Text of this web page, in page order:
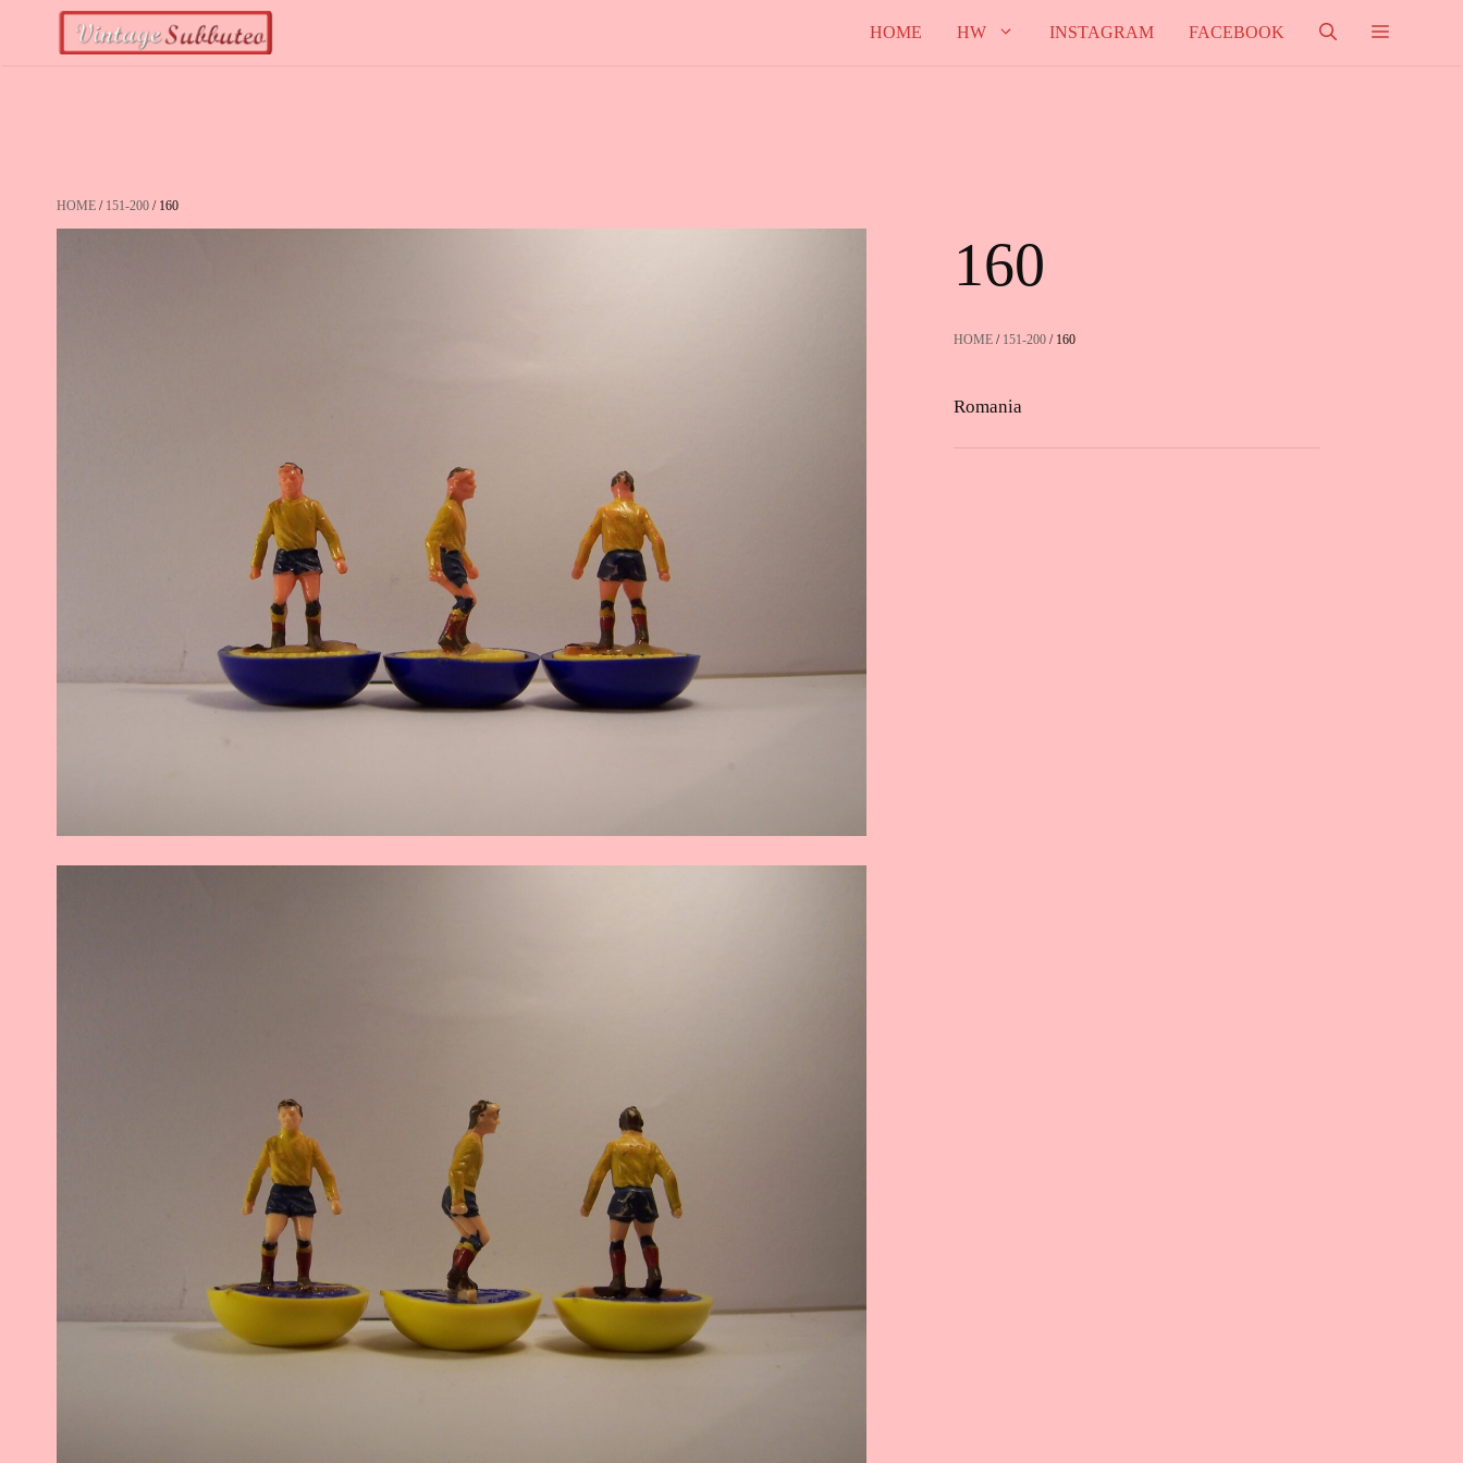
HOME HW INSTAGRAM FACEBOOK
HOME / 151-200 / 160
160
HOME / 151-200 / 160
Romania